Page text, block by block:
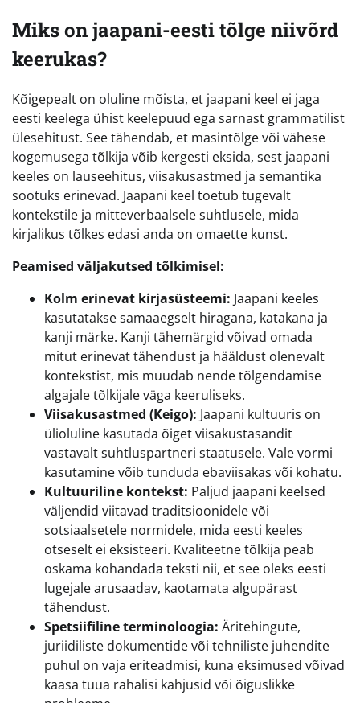
Miks on jaapani-eesti tõlge niivõrd
keerukas?
Kõigepealt on oluline mõista, et jaapani keel ei jaga
eesti keelega ühist keelepuud ega sarnast grammatilist
ülesehitust. See tähendab, et masintõlge või vähese
kogemusega tõlkija võib kergesti eksida, sest jaapani
keeles on lauseehitus, viisakusastmed ja semantika
sootuks erinevad. Jaapani keel toetub tugevalt
kontekstile ja mitteverbaalsele suhtlusele, mida
kirjalikus tõlkes edasi anda on omaette kunst.
Peamised väljakutsed tõlkimisel:
Kolm erinevat kirjasüsteemi: Jaapani keeles
kasutatakse samaaegselt hiragana, katakana ja
kanji märke. Kanji tähemärgid võivad omada
mitut erinevat tähendust ja hääldust olenevalt
kontekstist, mis muudab nende tõlgendamise
algajale tõlkijale väga keeruliseks.
Viisakusastmed (Keigo): Jaapani kultuuris on
ülioluline kasutada õiget viisakustasandit
vastavalt suhtluspartneri staatusele. Vale vormi
kasutamine võib tunduda ebaviisakas või kohatu.
Kultuuriline kontekst: Paljud jaapani keelsed
väljendid viitavad traditsioonidele või
sotsiaalsetele normidele, mida eesti keeles
otseselt ei eksisteeri. Kvaliteetne tõlkija peab
oskama kohandada teksti nii, et see oleks eesti
lugejale arusaadav, kaotamata algupärast
tähendust.
Spetsiifiline terminoloogia: Äritehingute,
juriidiliste dokumentide või tehniliste juhendite
puhul on vaja eriteadmisi, kuna eksimused võivad
kaasa tuua rahalisi kahjusid või õiguslikke